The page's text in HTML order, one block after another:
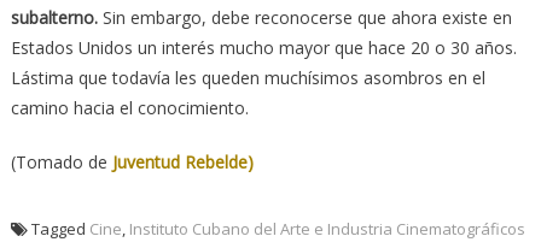
subalterno.Sin embargo, debe reconocerse que ahora existe en
Estados Unidos un interés mucho mayor que hace 20 o 30 años.
Lástima que todavía les queden muchísimos asombros en el
camino hacia el conocimiento.
(Tomado de Juventud Rebelde)
Tagged Cine Instituto Cubano del Arte e Industria Cinematográficos